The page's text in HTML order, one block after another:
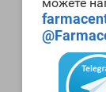
сравнении
мужским